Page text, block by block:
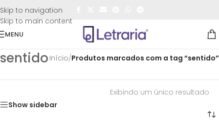
Skip to navigation
Skip to main content
FRETE GRÁTIS
MENU
sentido Início/Produtos marcados com a tag “sentido”
Show sidebar
Exibindo um único resultado